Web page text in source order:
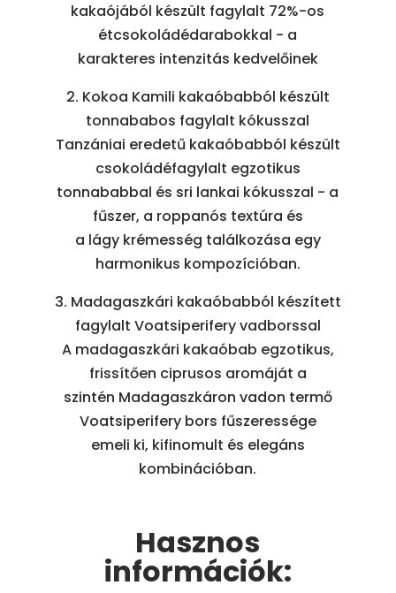
kakaójából készült fagylalt 72%-os
étcsokoládédarabokkal - a
karakteres intenzitás kedvelőinek
2. Kokoa Kamili kakaóbabból készült
tonnababos fagylalt kókusszal
Tanzániai eredetű kakaóbabból készült
csokoládéfagylalt egzotikus
tonnababbal és sri lankai kókusszal - a
fűszer, a roppanós textúra és
a lágy krémesség találkozása egy
harmonikus kompozícióban.
3. Madagaszkári kakaóbabból készített
fagylalt Voatsiperifery vadborssal
A madagaszkári kakaóbab egzotikus,
frissítően ciprusos aromáját a
szintén Madagaszkáron vadon termő
Voatsiperifery bors fűszeressége
emeli ki, kifinomult és elegáns
kombinációban.
Hasznos
információk: